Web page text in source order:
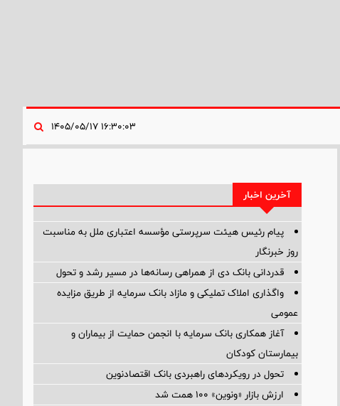
آخرین اخبار
پیام رئیس هیئت سرپرستی مؤسسه اعتباری ملل به مناسبت
روز خبرنگار
قدردانی بانک دی از همراهی رسانه‌ها در مسیر رشد و تحول
واگذاری املاک تملیکی و مازاد بانک سرمایه از طریق مزایده
عمومی
آغاز همکاری بانک سرمایه با انجمن حمایت از بیماران و
بیمارستان کودکان
تحول در رویکردهای راهبردی بانک اقتصادنوین
ارزش بازار «ونوین» 100 همت شد